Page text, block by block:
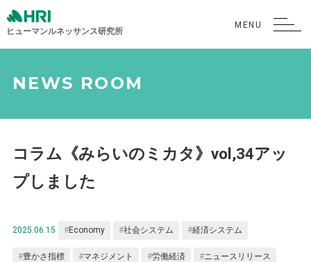
ヒューマンルネッサンス研究所
NEWS ROOM
コラム《みらいのミカタ》vol,34アッ
プしました
2025.06.15 Economy 社会システム 経済システム
豊かさ指標 マネジメント 労働経済 ニュースリリース